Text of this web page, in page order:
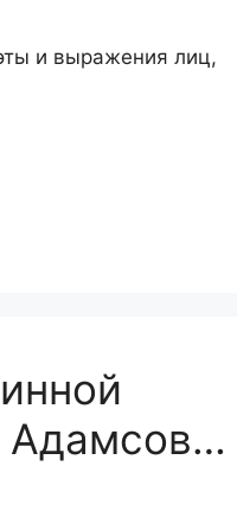
и выражения лиц,
Адамсов…